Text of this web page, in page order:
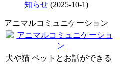
知らせ (2025-10-1)
アニマルコミュニケーション
犬や猫 ペットとお話ができる